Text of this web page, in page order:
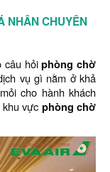
NHÂN CHUYÊN
câu hỏiphòng chờ
vụ gì nằm ở khả
cho hành khách
vực phòng chờ